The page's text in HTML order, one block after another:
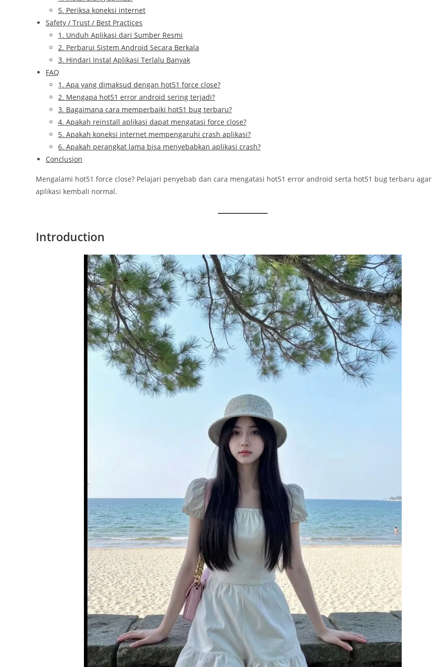
5. Periksa koneksi internet
Safety / Trust / Best Practices
1. Unduh Aplikasi dari Sumber Resmi
2. Perbarui Sistem Android Secara Berkala
3. Hindari Instal Aplikasi Terlalu Banyak
FAQ
1. Apa yang dimaksud dengan hot51 force close?
2. Mengapa hot51 error android sering terjadi?
3. Bagaimana cara memperbaiki hot51 bug terbaru?
4. Apakah reinstall aplikasi dapat mengatasi force close?
5. Apakah koneksi internet mempengaruhi crash aplikasi?
6. Apakah perangkat lama bisa menyebabkan aplikasi crash?
Conclusion
Mengalami hot51 force close? Pelajari penyebab dan cara mengatasi hot51 error android serta hot51 bug terbaru agar
aplikasi kembali normal.
Introduction